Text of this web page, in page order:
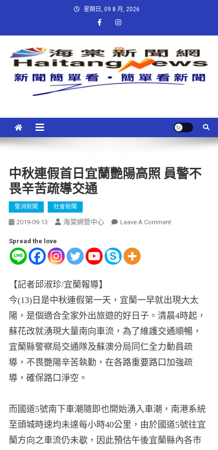
星期日, 09 8 月, 2026
中秋連假首日宜蘭艷陽高照 員警不
畏辛苦疏導交通
警消新聞 社會新聞
2019-09-13 海棠網管中心 Leave A Comment
Spread the love
【記者邱淑珍/宜蘭報導】
今(13)日是中秋連假第一天，宜蘭一早就出現大太
陽，是個適合全家外出旅遊的好日子。清晨4時起，
蘇花改就湧現大量南向車流，為了維護交通順暢，
宜蘭縣警察局交通隊及蘇澳分局同仁全力動員疏
導，不畏艷陽辛苦執勤，在各路重要路口加強疏
導，確保路口淨空。
而國道5號南下車潮隨即也開始湧入車潮，南港系統
至頭城時速均未達每小時40公里，由於國道5號往宜
蘭方向之車流仍未歇，因此預估午後宜蘭縣內各市